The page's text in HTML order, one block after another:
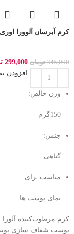
کرم آبرسان آلوورا اوری وان
345,000 تومان 299,000
افزودن
وزن خالص:
150گرم
جنس:
گیاهی
مناسب برای:
تمای پوست ها
کرم مرطوب‌کننده
پوست شفاف سازی